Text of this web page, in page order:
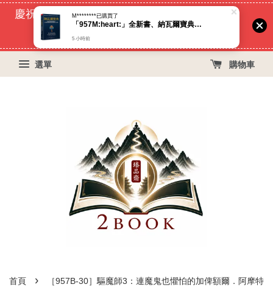
慶祝蝦皮好評過萬！買399免運費, 再立折29元
53天
選單 購物車
首頁 ›
［957B-30］驅魔師3：連魔鬼也懼怕的加俾額爾．阿摩特
M********已購買了
「957M:heart:️」全新書、納瓦爾寶典：從白手起家到財務自由， 矽谷傳奇創投家的投資哲學與人生智慧（臻品齋書店）
5 小時前